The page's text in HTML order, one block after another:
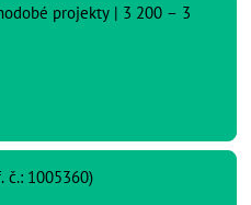
projekty | 3 200 – 3
č.: 1005360)